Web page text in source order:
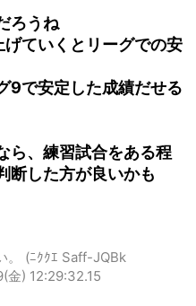
ろうね
ていくとリーグでの安
9で安定した成績だせる
ら、練習試合をある程
断した方が良いかも
。 (ﾆｸｸｴ Saff-JQBk
金) 12:29:32.15